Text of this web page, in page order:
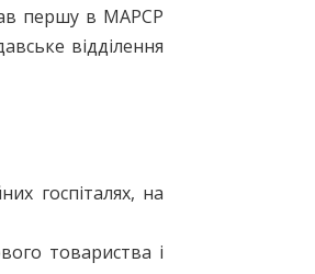
першу в МАРСР
відділення
госпіталях, на
товариства і